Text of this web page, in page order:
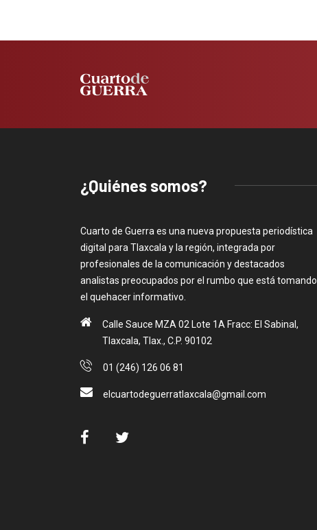
¿Quiénes somos?
Cuarto de Guerra es una nueva propuesta periodística
digital para Tlaxcala y la región, integrada por
profesionales de la comunicación y destacados
analistas preocupados por el rumbo que está tomando
el quehacer informativo.
Calle Sauce MZA 02 Lote 1A Fracc: El Sabinal,
Tlaxcala, Tlax., C.P. 90102
01 (246) 126 06 81
elcuartodeguerratlaxcala@gmail.com